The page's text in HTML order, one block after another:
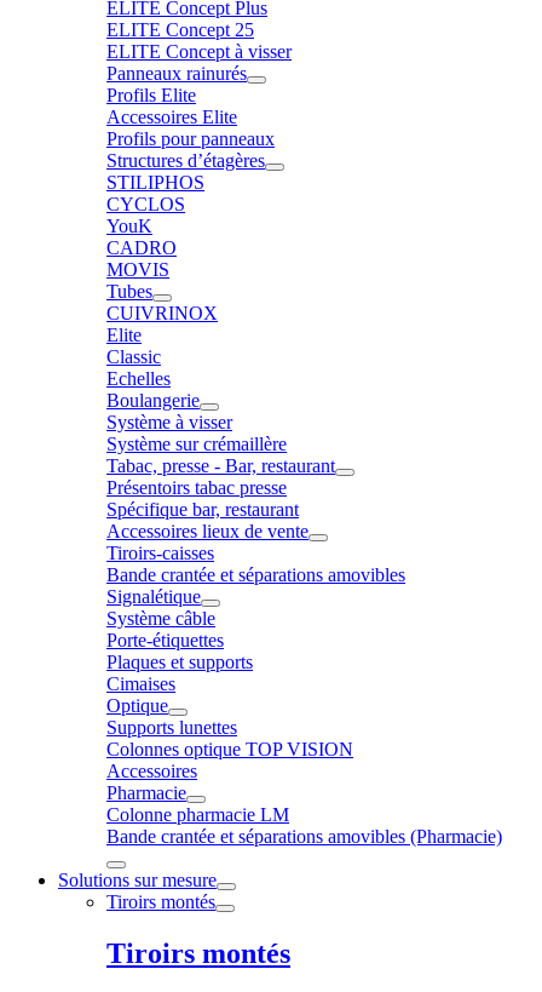
ELITE Concept Plus
ELITE Concept 25
ELITE Concept à visser
Panneaux rainurés
Profils Elite
Accessoires Elite
Profils pour panneaux
Structures d’étagères
STILIPHOS
CYCLOS
YouK
CADRO
MOVIS
Tubes
CUIVRINOX
Elite
Classic
Echelles
Boulangerie
Système à visser
Système sur crémaillère
Tabac, presse - Bar, restaurant
Présentoirs tabac presse
Spécifique bar, restaurant
Accessoires lieux de vente
Tiroirs-caisses
Bande crantée et séparations amovibles
Signalétique
Système câble
Porte-étiquettes
Plaques et supports
Cimaises
Optique
Supports lunettes
Colonnes optique TOP VISION
Accessoires
Pharmacie
Colonne pharmacie LM
Bande crantée et séparations amovibles (Pharmacie)
Solutions sur mesure
Tiroirs montés
Tiroirs montés